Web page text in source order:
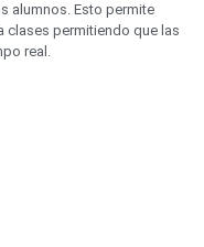
alumnos. Esto permite
clases permitiendo que las
real.